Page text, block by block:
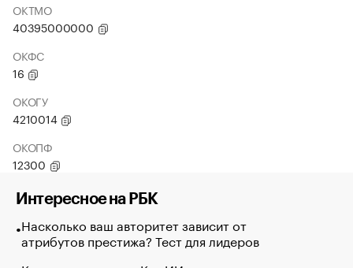
ОКТМО
40395000000
ОКФС
16
ОКОГУ
4210014
ОКОПФ
12300
Интересное на РБК
Насколько ваш авторитет зависит от
атрибутов престижа? Тест для лидеров